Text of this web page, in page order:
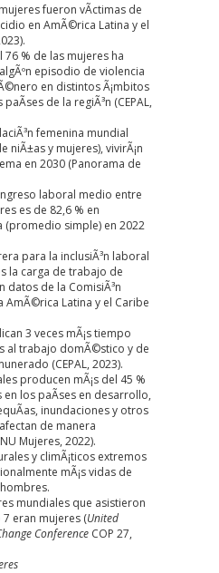
fueron vÃ­ctimas de
en AmÃ©rica Latina y el
76 % de las mujeres ha
episodio de violencia
en distintos Ã¡mbitos
de la regiÃ³n (CEPAL,
femenina mundial
niÃ±as y mujeres), vivirÃ¡n
en 2030 (Panorama de
laboral medio entre
es de 82,6 % en
(promedio simple) en 2022
para la inclusiÃ³n laboral
la carga de trabajo de
datos de la ComisiÃ³n
AmÃ©rica Latina y el Caribe
3 veces mÃ¡s tiempo
al trabajo domÃ©stico y de
(CEPAL, 2023).
producen mÃ¡s del 45 %
en los paÃ­ses en desarrollo,
inundaciones y otros
de manera
Mujeres, 2022).
y climÃ¡ticos extremos
mÃ¡s vidas de
mundiales que asistieron
7 eran mujeres (United
Conference COP 27,